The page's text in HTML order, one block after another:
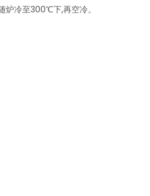
冷至300℃下,再空冷。